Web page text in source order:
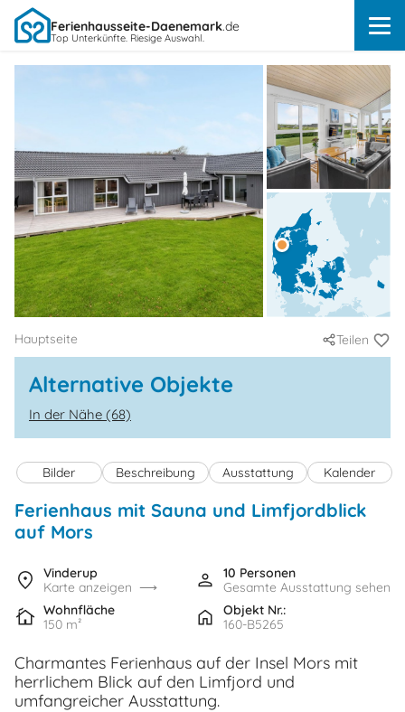
Ferienhausseite-Daenemark.de
Top Unterkünfte. Riesige Auswahl.
Hauptseite Teilen
Alternative Objekte
In der Nähe (68)
Bilder Beschreibung Ausstattung Kalender
Ferienhaus mit Sauna und Limfjordblick
auf Mors
Vinderup
Karte anzeigen
10 Personen
Gesamte Ausstattung sehen
Wohnfläche
150 m²
Objekt Nr.:
160-B5265
Charmantes Ferienhaus auf der Insel Mors mit
herrlichem Blick auf den Limfjord und
umfangreicher Ausstattung.